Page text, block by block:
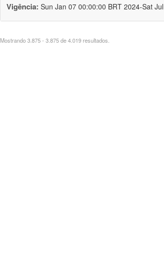
Vigência: Sun Jan 07 00:00:00 BRT 2024-Sat
Mostrando 3.875 - 3.875 de 4.019 resultados.